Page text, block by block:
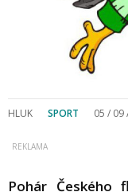
HLUK SPORT 05 / 09
Pohár Českého